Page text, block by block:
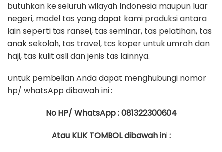
butuhkan ke seluruh wilayah Indonesia maupun luar
negeri, model tas yang dapat kami produksi antara
lain seperti tas ransel, tas seminar, tas pelatihan, tas
anak sekolah, tas travel, tas koper untuk umroh dan
haji, tas kulit asli dan jenis tas lainnya.
Untuk pembelian Anda dapat menghubungi nomor
hp/ whatsApp dibawah ini :
No HP/ WhatsApp : 081322300604
Atau KLIK TOMBOL dibawah ini :